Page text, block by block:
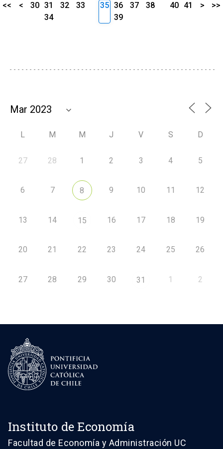
<< < 30 31 32
33
34
35 36 37
38
39
40 41 > >>
L M M J V S D
27 28 1 2 3 4 5
6 7 8 9 10 11 12
13 14 15 16 17 18 19
20 21 22 23 24 25 26
27 28 29 30 31 1 2
Instituto de Economía
Facultad de Economía y Administración UC